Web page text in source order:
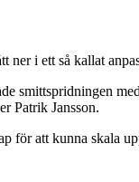
ner i ett så kallat
smittspridningen
Patrik Jansson.
för att kunna skala